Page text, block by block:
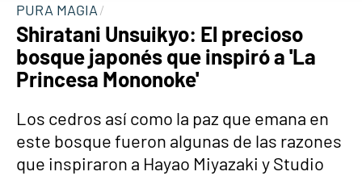
PURA MAGIA
Shiratani Unsuikyo: El precioso
bosque japonés que inspiró a 'La
Princesa Mononoke'
Los cedros así como la paz que emana en
este bosque fueron algunas de las razones
que inspiraron a Hayao Miyazaki y Studio